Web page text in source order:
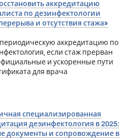
аккредитацию
по дезинфектологии
и отсутствия стажа»
аккредитацию по
если стаж прерван
и ускоренные пути
для врача
специализированная
дезинфектология в 2025:
документы и сопровождение в